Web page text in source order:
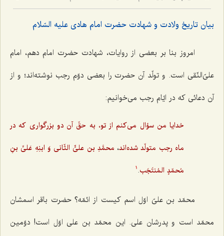
بیان تاریخ ولادت و شهادت حضرت امام هادی علیه السّلام
امروز بنا بر بعضی از روایات، شهادت حضرت امام دهم، امام
علیّ‌النّقی است. و تولّد آن حضرت را بعضی دوّم رجب نوشته‌اند؛ و از
آن دعائی که در ایّام رجب می‌خوانیم:
خدایا من سؤال می‌کنم از تو، به حقّ آن دو بزرگواری که در
ماه رجب متولّد شده‌اند، محمَّدِ بن علیٍّ الثّانی وَ ابنِهِ عَلیِّ بنِ
مُحمّدٍ المُنتَجَب.
1
محمّد بن علیّ اوّل اسم کیست از ائمّه؟ حضرت باقر اسمشان
محمّد است و پدرشان علی. این محمّد بن علی اوّل است! دوّمین